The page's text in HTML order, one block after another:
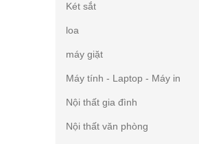
Két sắt
loa
máy giặt
Máy tính - Laptop - Máy in
Nội thất gia đình
Nội thất văn phòng